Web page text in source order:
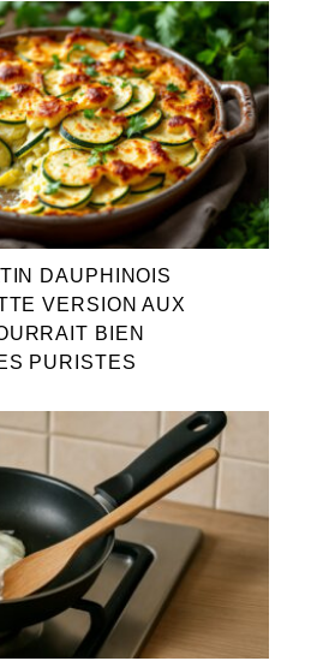
DAUPHINOIS
VERSION AUX
BIEN
PURISTES